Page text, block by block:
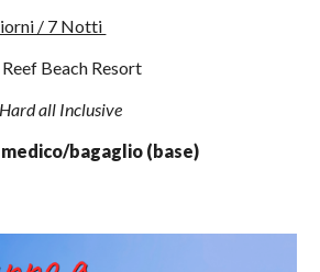
/ 7 Notti
Beach Resort
Hard all Inclusive
bagaglio (base)